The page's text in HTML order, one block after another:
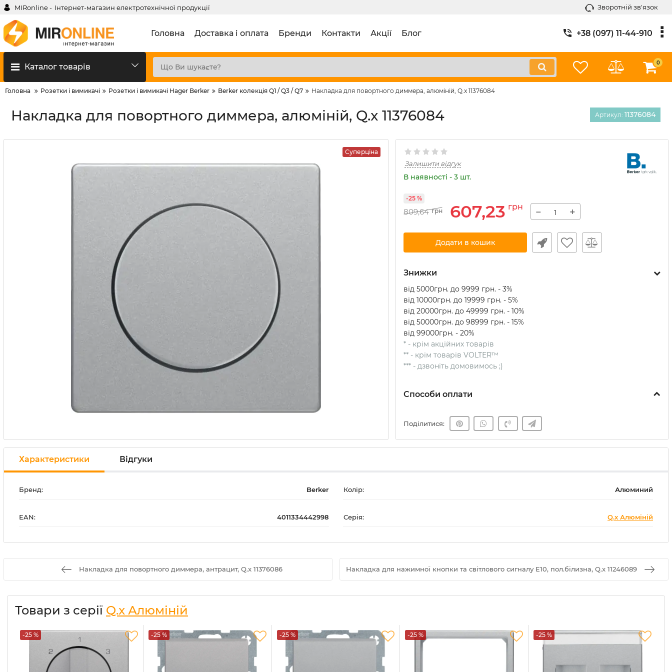
MIRonline - Інтернет-магазин електротехнічної продукції Зворотній зв'язок
Головна Доставка і оплата Бренди Контакти Акції Блог +38 (097) 11-44-910
Каталог товарів 0
Головна Розетки і вимикачі Розетки і вимикачі Hager Berker Berker колекція Q1 / Q3 / Q7 Накладка для повортного диммера, алюміній, Q.x 11376084
Накладка для повортного диммера, алюміній, Q.x 11376084 Артикул: 11376084
Суперціна
Залишити відгук
В наявності - 3 шт.
809,64 грн 607,23 грн
-25 %
− +
Додати в кошик
Знижки
від 5000грн. до 9999 грн. - 3%
від 10000грн. до 19999 грн. - 5%
від 20000грн. до 49999 грн. - 10%
від 50000грн. до 98999 грн. - 15%
від 99000грн. - 20%
* - крім акційних товарів
** - крім товарів VOLTER™
*** - дзвоніть домовимось ;)
Способи оплати
Поділитися:
Характеристики Відгуки
Бренд: Berker Колір: Алюминий
EAN: 4011334442998 Серія: Q.x Алюміній
Накладка для повортного диммера, антрацит, Q.x 11376086 Накладка для нажимної кнопки та світлового сигналу Е10, пол.білизна, Q.x 11246089
Товари з серії Q.x Алюміній
-25 % -25 % -25 % -25 % -25 %